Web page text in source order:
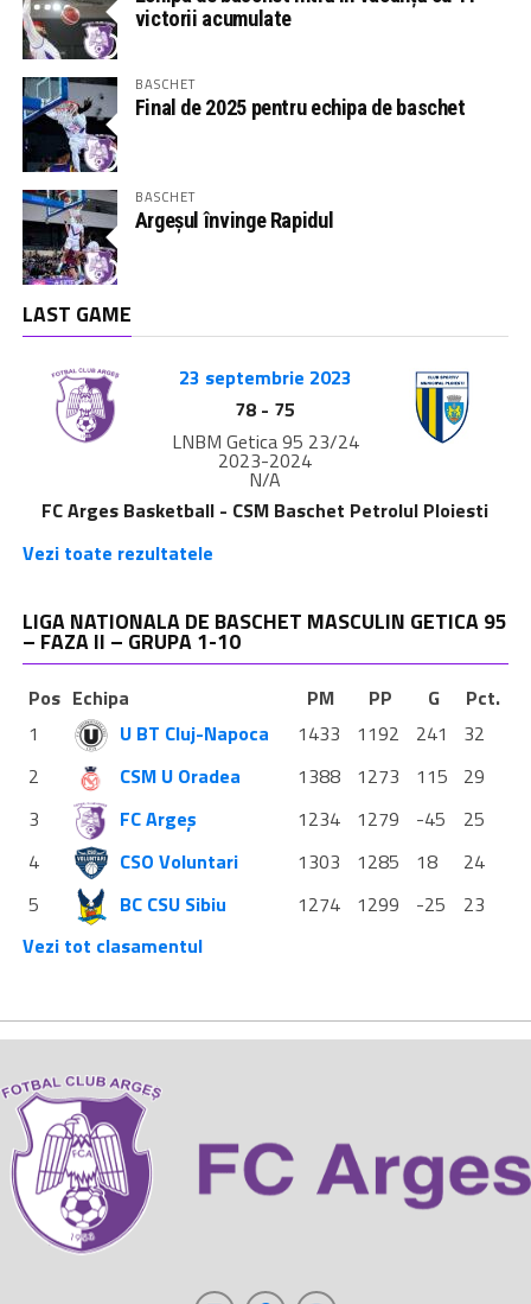
victorii acumulate
BASCHET
Final de 2025 pentru echipa de baschet
BASCHET
Argeșul învinge Rapidul
LAST GAME
23 septembrie 2023
78 - 75
LNBM Getica 95 23/24
2023-2024
N/A
FC Arges Basketball - CSM Baschet Petrolul Ploiesti
Vezi toate rezultatele
LIGA NATIONALA DE BASCHET MASCULIN GETICA 95
– FAZA II – GRUPA 1-10
Pos Echipa PM PP G
Pct.
1
U BT Cluj-Napoca 1433 1192 241
32
2
CSM U Oradea 1388 1273 115
29
3
FC Argeș 1234 1279 -45
25
4
CSO Voluntari 1303 1285 18
24
5
BC CSU Sibiu 1274 1299 -25
23
Vezi tot clasamentul